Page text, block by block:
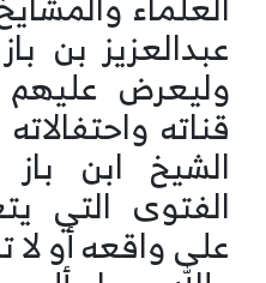
عبدالعزيز بن
وليعرض
قناته
الشيخ ابن
الفتوى التي
على واقعه أو